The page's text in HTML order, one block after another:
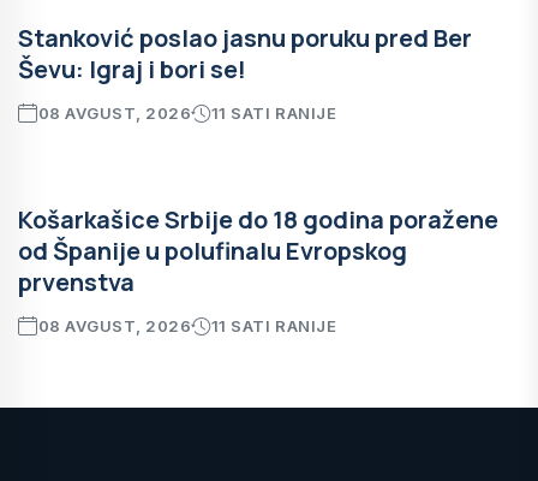
Stanković poslao jasnu poruku pred Ber
Ševu: Igraj i bori se!
08 AVGUST, 2026 11 SATI RANIJE
Košarkašice Srbije do 18 godina poražene
od Španije u polufinalu Evropskog
prvenstva
08 AVGUST, 2026 11 SATI RANIJE